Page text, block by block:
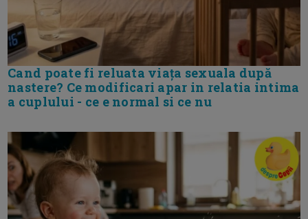
Cand poate fi reluata viața sexuala după
nastere? Ce modificari apar in relatia intima
a cuplului - ce e normal si ce nu